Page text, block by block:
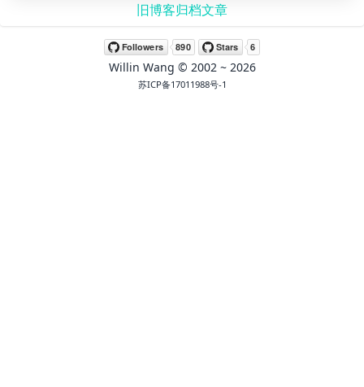
旧博客归档文章
Willin Wang © 2002 ~ 2026
苏ICP备17011988号-1